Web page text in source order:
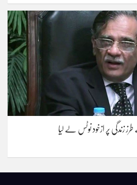
پر ازخود نوٹس لے لیا